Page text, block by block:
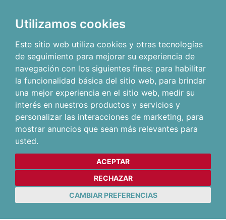
Utilizamos cookies
Este sitio web utiliza cookies y otras tecnologías
de seguimiento para mejorar su experiencia de
navegación con los siguientes fines: para habilitar
la funcionalidad básica del sitio web, para brindar
una mejor experiencia en el sitio web, medir su
interés en nuestros productos y servicios y
personalizar las interacciones de marketing, para
mostrar anuncios que sean más relevantes para
usted.
ACEPTAR
RECHAZAR
CAMBIAR PREFERENCIAS